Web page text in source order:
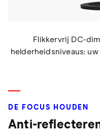
Flikkervrij DC-
helderheidsniveaus:
DE FOCUS HOUDEN
Anti-